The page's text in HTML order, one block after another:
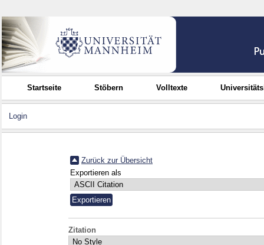
Startseite Stöbern Volltexte
Login
Zurück zur Übersicht
Exportieren als
Zitation